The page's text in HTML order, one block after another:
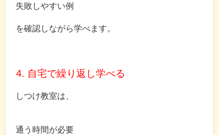
失敗しやすい例
を確認しながら学べます。
4. 自宅で繰り返し学べる
しつけ教室は、
通う時間が必要